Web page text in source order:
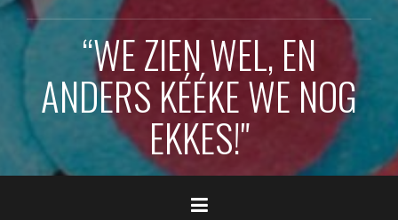
“WE ZIEN WEL, EN
ANDERS KÉÉKE WE NOG
EKKES!"